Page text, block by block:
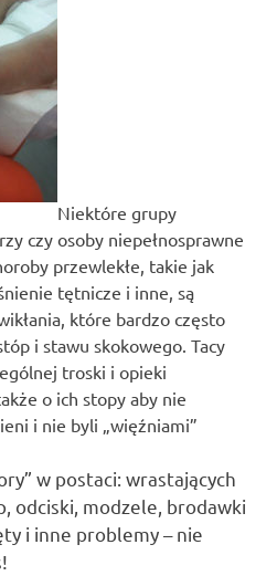
Niektóre grupy
czy osoby niepełnosprawne
przewlekłe, takie jak
tętnicze i inne, są
które bardzo często
i stawu skokowego. Tacy
troski i opieki
o ich stopy aby nie
i nie byli „więźniami”
w postaci: wrastających
odciski, modzele, brodawki
i inne problemy – nie